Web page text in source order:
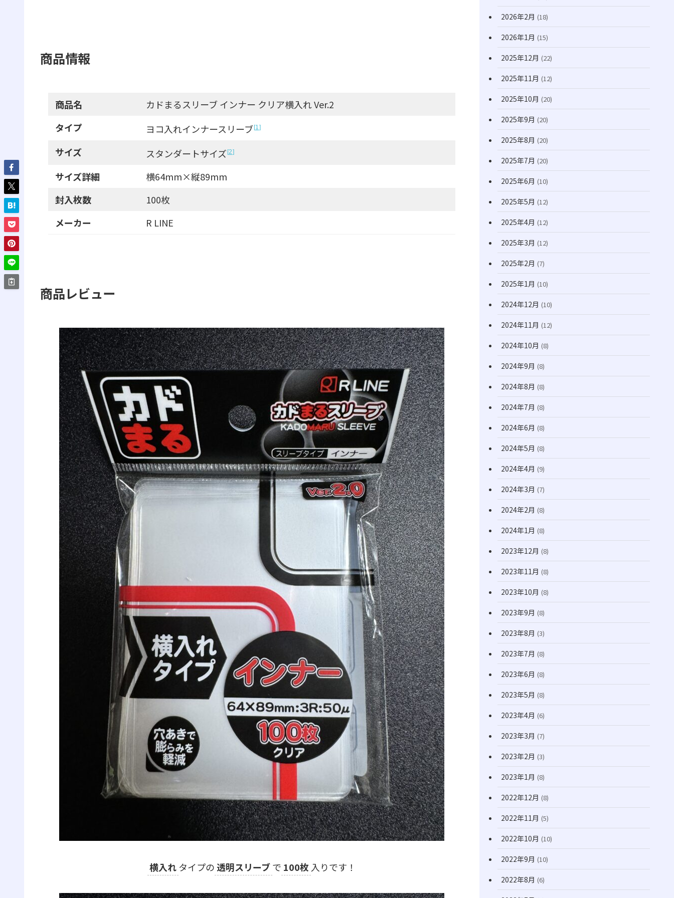
商品情報
商品名
カドまるスリーブ インナー クリア横入れ Ver.2
タイプ
ヨコ入れインナースリーブ 1
サイズ スタンダートサイズ 2
サイズ詳細
横64mm×縦89mm
封入枚数
100枚
メーカー
R LINE
商品レビュー
横入れ タイプの 透明スリーブで 100枚 入りです！
(170)
2026年2月 (18)
2026年1月 (15)
2025年12月 (22)
2025年11月 (12)
2025年10月 (20)
2025年9月 (20)
2025年8月 (20)
2025年7月 (20)
2025年6月 (10)
2025年5月 (12)
2025年4月 (12)
2025年3月 (12)
2025年2月 (7)
2025年1月 (10)
2024年12月 (10)
2024年11月 (12)
2024年10月 (8)
2024年9月 (8)
2024年8月 (8)
2024年7月 (8)
2024年6月 (8)
2024年5月 (8)
2024年4月 (9)
2024年3月 (7)
2024年2月 (8)
2024年1月 (8)
2023年12月 (8)
2023年11月 (8)
2023年10月 (8)
2023年9月 (8)
2023年8月 (3)
2023年7月 (8)
2023年6月 (8)
2023年5月 (8)
2023年4月 (6)
2023年3月 (7)
2023年2月 (3)
2023年1月 (8)
2022年12月 (8)
2022年11月 (5)
2022年10月 (10)
2022年9月 (10)
2022年8月 (6)